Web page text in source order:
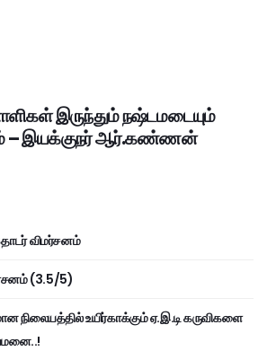
இருந்தும் நஷ்டமடையும்
– இயக்குநர் ஆர்.கண்ணன்
விமர்சனம்
(3.5/5)
நிலையத்தில் உயிர்காக்கும் ஏ.இ.டி கருவிகளை